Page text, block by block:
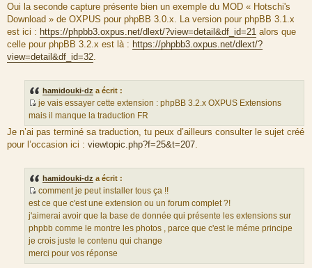
u
m
e
s
s
g
e
Oui la seconde capture présente bien un exemple du MOD « Hotschi's
Download » de OXPUS pour phpBB 3.0.x. La version pour phpBB 3.1.x
est ici : https://phpbb3.oxpus.net/dlext/?view=detail&df_id=21 alors que
celle pour phpBB 3.2.x est là : https://phpbb3.oxpus.net/dlext/?
view=detail&df_id=32
hamidouki-dz a écrit :
S
o
u
r
e
d
u
m
e
s
s
a
je vais essayer cette extension : phpBB 3.2.x OXPUS Extensions
mais il manque la traduction FR
Je n’ai pas terminé sa traduction, tu peux d’ailleurs consulter le sujet créé
pour l’occasion ici : viewtopic.php?f=25&t=207
hamidouki-dz a écrit :
S
o
u
r
c
e
comment je peut installer tous ça !!
est ce que c'est une extension ou un forum complet ?!
j'aimerai avoir que la base de donnée qui présente les extensions sur
phpbb comme le montre les photos , parce que c'est le méme principe
je crois juste le contenu qui change
merci pour vos réponse